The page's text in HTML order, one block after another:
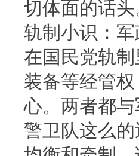
切体面的话头
轨制小识：
在国民党轨
装备等经管
心。两者都
警卫队这么